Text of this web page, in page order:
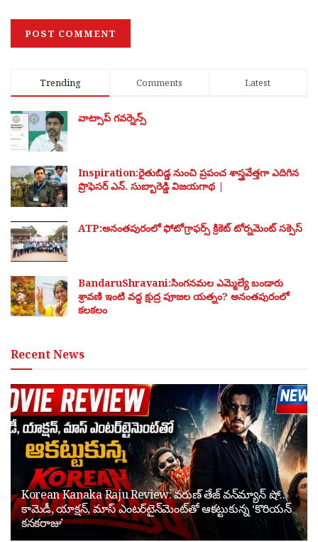
Trending Comments Latest
వాట్సాప్ గవర్నెన్స్
Inspiration:రైతుబిడ్డ నుంచి ప్రపంచ శాస్త్రవేత్తగా ఎదిగిన
ప్రొఫెసర్ ఎన్. సుబ్బారెడ్డి విజయగాథ |
ATP:అనంతపురంలో ఫోటోగ్రాఫర్స్ క్రికెట్ టోర్నమెంట్ సక్సెస్
BandaruShravani:సింగనమల ఎమ్మెల్యే బండారు
శ్రావణి ఇంటి వద్ద క్షుద్ర పూజల యత్నం? అనంతపురంలో
కలకలం
Recent News
Korean Kanaka Raju Review: వరుణ్ తేజ్ వన్‌మ్యాన్ షో..
కామెడీ, యాక్షన్, మాస్ ఎంటర్‌టైన్‌మెంట్‌తో ఆకట్టుకున్న ‘కొరియన్
కనకరాజు’